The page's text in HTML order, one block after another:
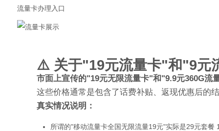
流量卡办理入口
⚠️ 关于"19元流量卡"和"9元
市面上宣传的"19元无限流量卡"和"9.9元360G流
这些价格通常是包含了话费补贴、返现优惠后的
真实情况说明：
所谓的"移动流量卡全国无限流量19元"实际是29元套餐